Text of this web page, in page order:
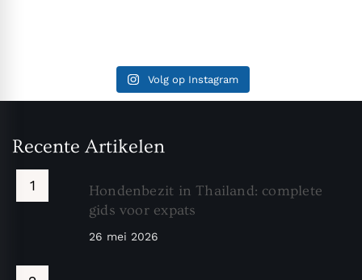
Volg op Instagram
Recente Artikelen
Hondenbezit in Thailand: complete
gids voor expats
26 mei 2026